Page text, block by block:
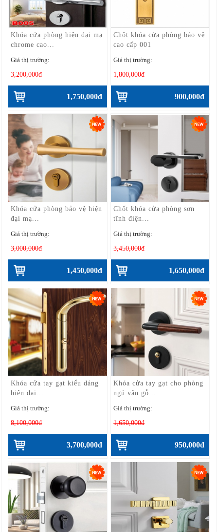
Khóa cửa phòng hiện đại mạ
chrome cao...
Giá thị trường:
3,200,000đ
1,750,000đ
Chốt khóa cửa phòng bảo vệ
cao cấp 001
Giá thị trường:
1,800,000đ
900,000đ
Khóa cửa phòng bảo vệ hiện
đại mạ...
Giá thị trường:
3,000,000đ
1,450,000đ
Chốt khóa cửa phòng sơn
tĩnh điện...
Giá thị trường:
3,450,000đ
1,650,000đ
Khóa cửa tay gạt kiểu dáng
hiện đại...
Giá thị trường:
8,100,000đ
3,700,000đ
Khóa cửa tay gạt cho phòng
ngủ vân gỗ...
Giá thị trường:
1,650,000đ
950,000đ